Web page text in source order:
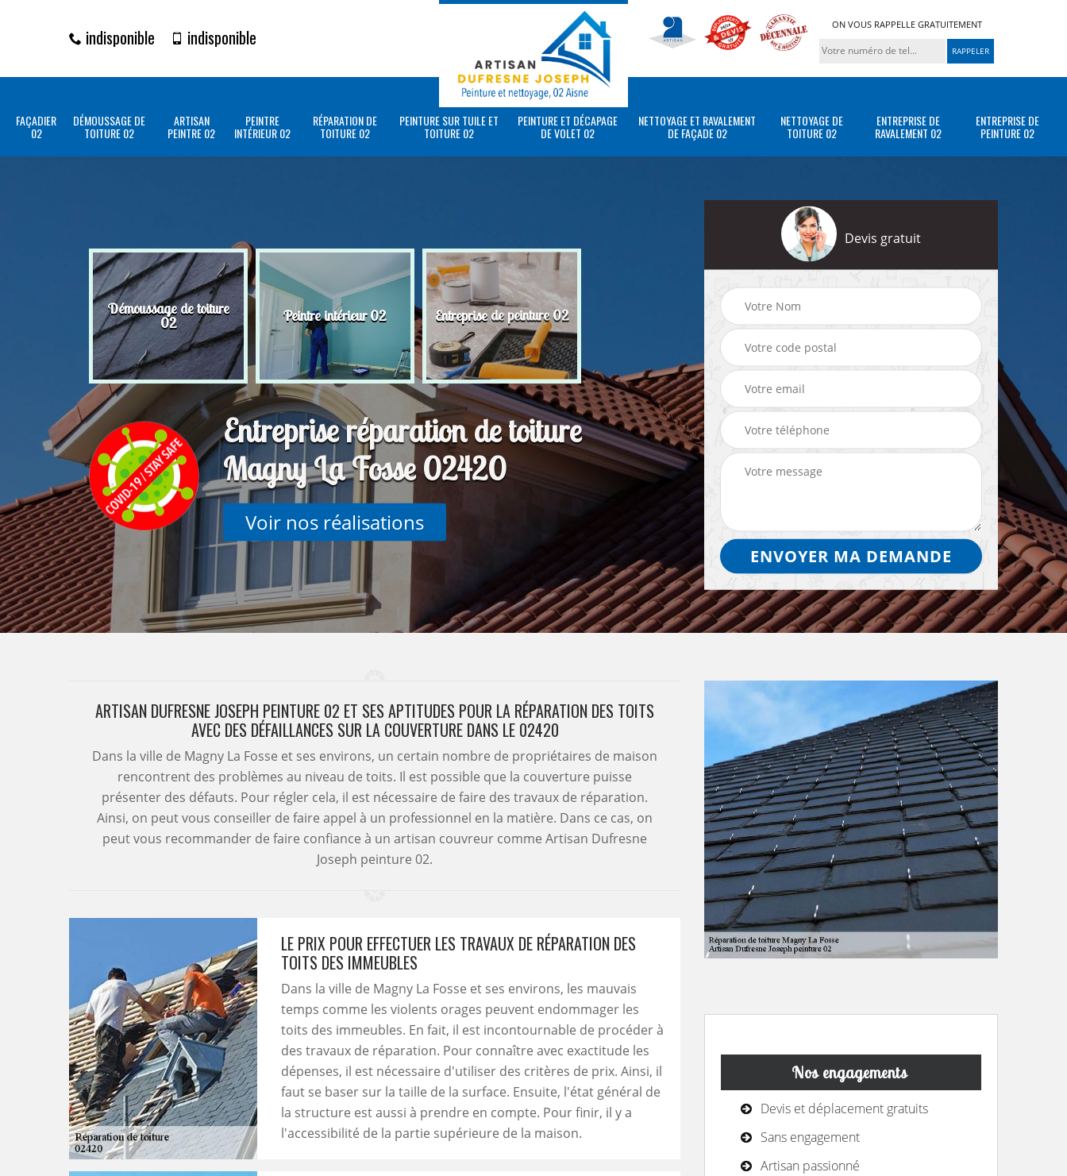
indisponible indisponible
ON VOUS RAPPELLE GRATUITEMENT
FAÇADIER
02
DÉMOUSSAGE DE
TOITURE 02
ARTISAN
PEINTRE 02
PEINTRE
INTÉRIEUR 02
RÉPARATION DE
TOITURE 02
PEINTURE SUR TUILE ET
TOITURE 02
PEINTURE ET DÉCAPAGE
DE VOLET 02
NETTOYAGE ET RAVALEMENT
DE FAÇADE 02
NETTOYAGE DE
TOITURE 02
ENTREPRISE DE
RAVALEMENT 02
ENTREPRISE DE
PEINTURE 02
Démoussage de toiture
02 Peintre intérieur 02 Entreprise de peinture 02
Entreprise réparation de toiture
Magny La Fosse 02420
Voir nos réalisations
Devis gratuit
ARTISAN DUFRESNE JOSEPH PEINTURE 02 ET SES APTITUDES POUR LA RÉPARATION DES TOITS
AVEC DES DÉFAILLANCES SUR LA COUVERTURE DANS LE 02420
Dans la ville de Magny La Fosse et ses environs, un certain nombre de propriétaires de maison
rencontrent des problèmes au niveau de toits. Il est possible que la couverture puisse
présenter des défauts. Pour régler cela, il est nécessaire de faire des travaux de réparation.
Ainsi, on peut vous conseiller de faire appel à un professionnel en la matière. Dans ce cas, on
peut vous recommander de faire confiance à un artisan couvreur comme Artisan Dufresne
Joseph peinture 02.
LE PRIX POUR EFFECTUER LES TRAVAUX DE RÉPARATION DES
TOITS DES IMMEUBLES
Dans la ville de Magny La Fosse et ses environs, les mauvais
temps comme les violents orages peuvent endommager les
toits des immeubles. En fait, il est incontournable de procéder à
des travaux de réparation. Pour connaître avec exactitude les
dépenses, il est nécessaire d'utiliser des critères de prix. Ainsi, il
faut se baser sur la taille de la surface. Ensuite, l'état général de
la structure est aussi à prendre en compte. Pour finir, il y a
l'accessibilité de la partie supérieure de la maison.
Nos engagements
Devis et déplacement gratuits
Sans engagement
Artisan passionné